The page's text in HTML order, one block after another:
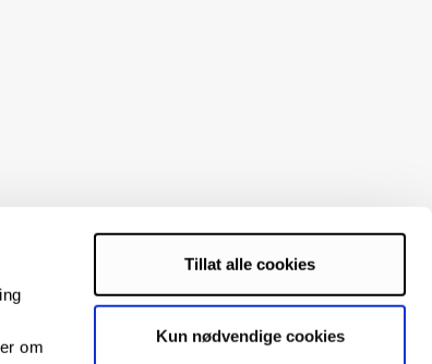
om
Tillat alle cookies
Kun nødvendige cookies